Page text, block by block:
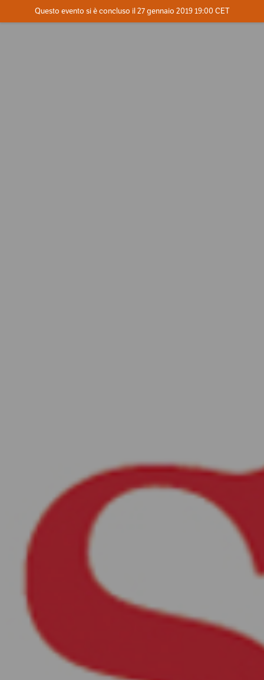
Contatta l'organizzatore
Questo evento si è concluso il 27 gennaio 2019 19:00 CET